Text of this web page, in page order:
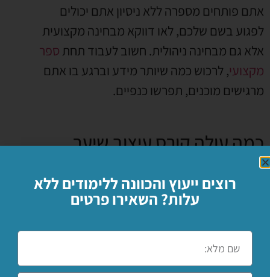
אתם פותחים מספרה ללא ניסיון אתם יכולים
לפגוע בשם שלכם, לאו דווקא מבחינה מקצועית
אלא גם מבחינה ניהולית. חשוב לעבוד תחת ספר
מקצועי, לרכוש כמה שיותר מידע וברגע בו אתם
מרגישים מוכנים, תפרשו כנפיים.
כמה עולה קורס עיצוב שיער
בצפון?
המחיר אותו נשלם עבור קורס עיצוב שיער בצפון
המפגשים. כמו כן, יש לנו מסלולים שונים בהתאם
לנוחות התלמיד. כך שאם אתם רוצים לקבל
רוצים ייעוץ והכוונה ללימודים ללא
עלות? השאירו פרטים